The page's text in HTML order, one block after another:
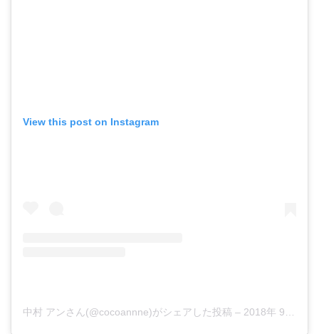
View this post on Instagram
中村 アンさん(@cocoannne)がシェアした投稿 – 2018年 9月月8日午前4時07分PDT